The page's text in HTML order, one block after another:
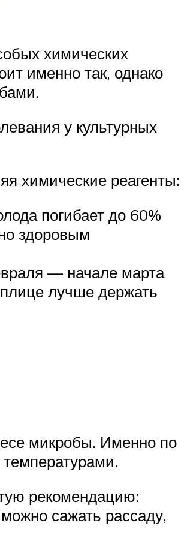
химических
именно так, однако
у культурных
химические реагенты:
погибает до 60%
здоровым
— начале марта
лучше держать
микробы. Именно по
рекомендацию:
сажать рассаду,